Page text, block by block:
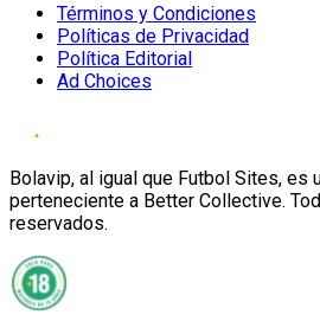
Términos y Condiciones
Políticas de Privacidad
Política Editorial
Ad Choices
Bolavip, al igual que Futbol Sites, es
perteneciente a Better Collective.
reservados.